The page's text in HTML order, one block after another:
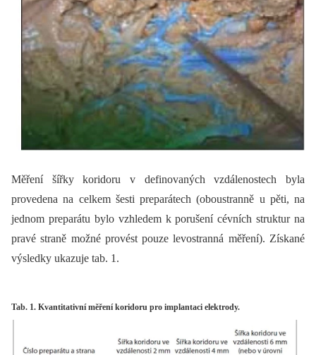
Měření šířky koridoru v definovaných vzdálenostech byla
provedena na celkem šesti preparátech (oboustranně u pěti, na
jednom preparátu bylo vzhledem k porušení cévních struktur na
pravé straně možné provést pouze levostranná měření). Získané
výsledky ukazuje tab. 1.
Tab. 1. Kvantitativní měření koridoru pro implantaci elektrody.